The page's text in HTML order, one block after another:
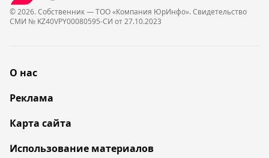
© 2026. Собственник — ТОО «Компания ЮрИнфо». Cвидетельство
СМИ № KZ40VPY00080595-СИ от 27.10.2023
О нас
Реклама
Карта сайта
Использование материалов